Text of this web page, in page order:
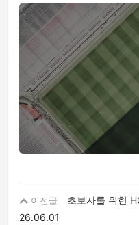
이전글
초보자를 위한
26.06.01